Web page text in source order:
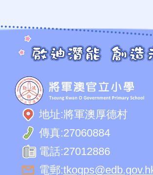
地址:將軍澳厚德村
傳真:27060884
電話:27012886
電郵: